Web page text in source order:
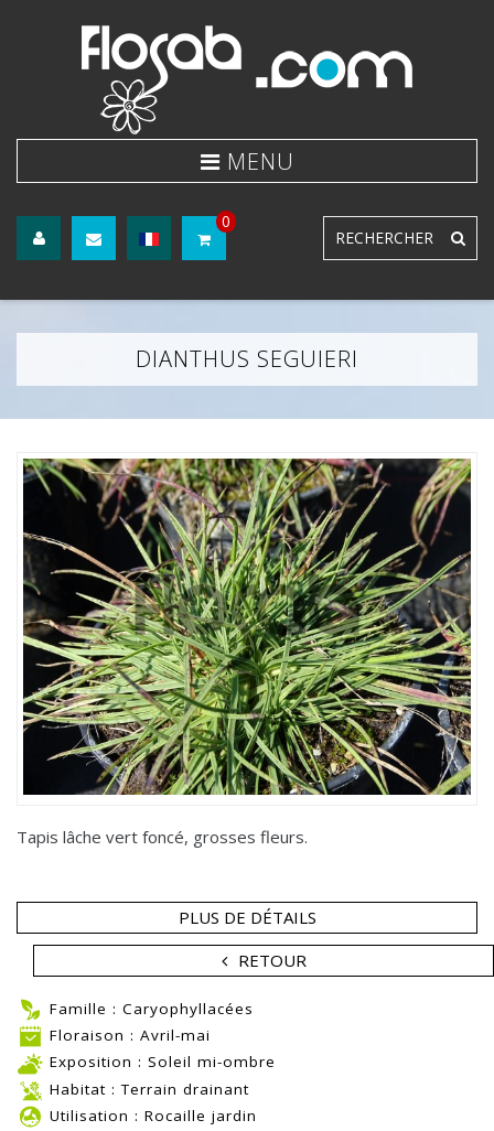
0
DIANTHUS SEGUIERI
Tapis lâche vert foncé, grosses fleurs.
PLUS DE DÉTAILS
RETOUR
Famille : Caryophyllacées
Floraison : Avril-mai
Exposition : Soleil mi-ombre
Habitat : Terrain drainant
Utilisation : Rocaille jardin